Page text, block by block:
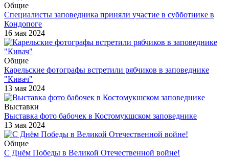
Общие
Специалисты заповедника приняли участие в субботнике в
Кондопоге
16 мая 2024
Общие
Карельские фотографы встретили рябчиков в заповеднике
"Кивач"
13 мая 2024
Выставки
Выставка фото бабочек в Костомукшском заповеднике
13 мая 2024
Общие
С Днём Победы в Великой Отечественной войне!